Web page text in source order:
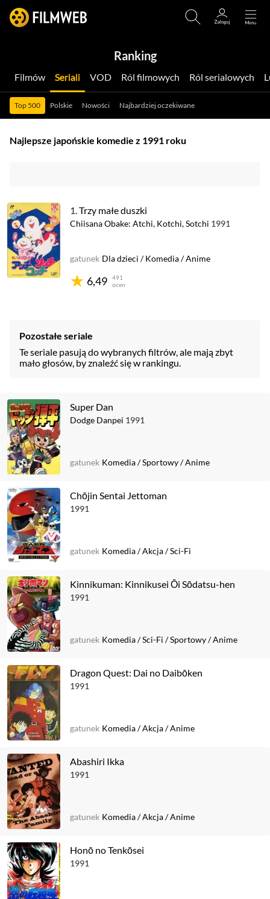
Ranking
Filmów Seriali VOD Ról filmowych Ról serialowych
Top 500 Polskie Nowości Najbardziej oczekiwane
Najlepsze japońskie komedie z 1991 roku
1.Trzy małe duszki
Chiisana Obake: Atchi, Kotchi, Sotchi 1991
6,49
491
ocen
gatunek Dla dzieci /Komedia/Anime
Pozostałe seriale
Te seriale pasują do wybranych filtrów, ale mają zbyt
mało głosów, by znaleźć się w rankingu.
Super Dan
Dodge Danpei 1991
gatunek Komedia/Sportowy/Anime
Chōjin Sentai Jettoman
1991
gatunek Komedia/Akcja/Sci-Fi
Kinnikuman: Kinnikusei Ōi Sōdatsu-hen
1991
gatunek Komedia/Sci-Fi /Sportowy/Anime
Dragon Quest: Dai no Daibōken
1991
gatunek Komedia/Akcja/Anime
Abashiri Ikka
1991
gatunek Komedia/Akcja/Anime
Honō no Tenkōsei
1991